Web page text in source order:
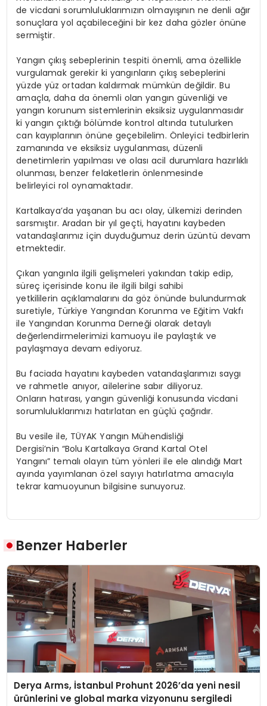
de vicdani sorumluluklarımızın olmayışının ne denli ağır
sonuçlara yol açabileceğini bir kez daha gözler önüne
sermiştir.
Yangın çıkış sebeplerinin tespiti önemli, ama özellikle
vurgulamak gerekir ki yangınların çıkış sebeplerini
yüzde yüz ortadan kaldırmak mümkün değildir. Bu
amaçla, daha da önemli olan yangın güvenliği ve
yangın korunum sistemlerinin eksiksiz uygulanmasıdır
ki yangın çıktığı bölümde kontrol altında tutulurken
can kayıplarının önüne geçebilelim. Önleyici tedbirlerin
zamanında ve eksiksiz uygulanması, düzenli
denetimlerin yapılması ve olası acil durumlara hazırlıklı
olunması, benzer felaketlerin önlenmesinde
belirleyici rol oynamaktadır.
Kartalkaya’da yaşanan bu acı olay, ülkemizi derinden
sarsmıştır. Aradan bir yıl geçti, hayatını kaybeden
vatandaşlarımız için duyduğumuz derin üzüntü devam
etmektedir.
Çıkan yangınla ilgili gelişmeleri yakından takip edip,
süreç içerisinde konu ile ilgili bilgi sahibi
yetkililerin açıklamalarını da göz önünde bulundurmak
suretiyle, Türkiye Yangından Korunma ve Eğitim Vakfı
ile Yangından Korunma Derneği olarak detaylı
değerlendirmelerimizi kamuoyu ile paylaştık ve
paylaşmaya devam ediyoruz.
Bu faciada hayatını kaybeden vatandaşlarımızı saygı
ve rahmetle anıyor, ailelerine sabır diliyoruz.
Onların hatırası, yangın güvenliği konusunda vicdani
sorumluluklarımızı hatırlatan en güçlü çağrıdır.
Bu vesile ile, TÜYAK Yangın Mühendisliği
Dergisi’nin “Bolu Kartalkaya Grand Kartal Otel
Yangını” temalı olayın tüm yönleri ile ele alındığı Mart
ayında yayımlanan özel sayıyı hatırlatma amacıyla
tekrar kamuoyunun bilgisine sunuyoruz.
Benzer Haberler
Derya Arms, İstanbul Prohunt 2026’da yeni nesil
ürünlerini ve global marka vizyonunu sergiledi